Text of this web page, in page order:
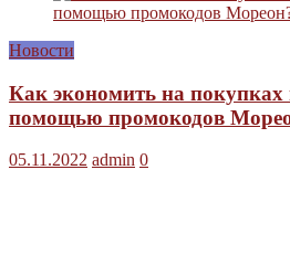
Новости
Как экономить на покупках
помощью промокодов
05.11.2022 admin 0